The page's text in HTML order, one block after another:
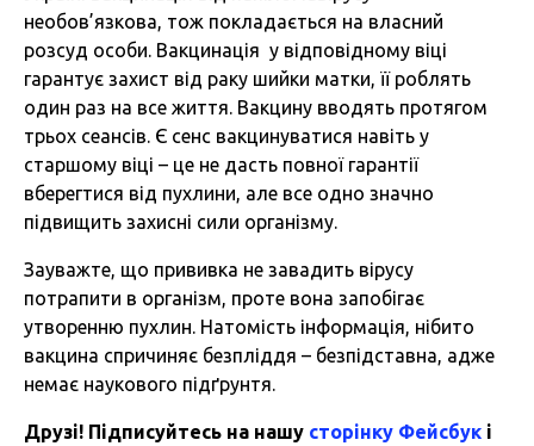
необов’язкова, тож покладається на власний
розсуд особи. Вакцинація у відповідному віці
гарантує захист від раку шийки матки, її роблять
один раз на все життя. Вакцину вводять протягом
трьох сеансів. Є сенс вакцинуватися навіть у
старшому віці – це не дасть повної гарантії
вберегтися від пухлини, але все одно значно
підвищить захисні сили організму.
Зауважте, що прививка не завадить вірусу
потрапити в організм, проте вона запобігає
утворенню пухлин. Натомість інформація, нібито
вакцина спричиняє безпліддя – безпідставна, адже
немає наукового підґрунтя.
Друзі! Підписуйтесь на нашу сторінку Фейсбук і